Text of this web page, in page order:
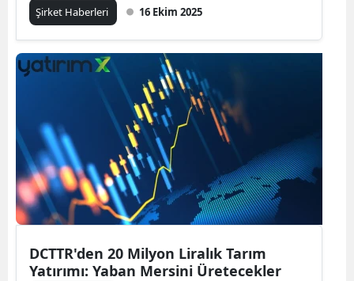
Şirket Haberleri 16 Ekim 2025
DCTTR'den 20 Milyon Liralık Tarım
Yatırımı: Yaban Mersini Üretecekler